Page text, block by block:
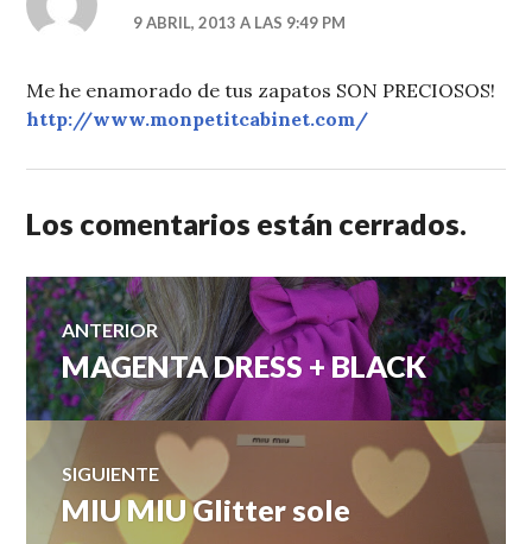
9 ABRIL, 2013 A LAS 9:49 PM
Me he enamorado de tus zapatos SON PRECIOSOS!
http://www.monpetitcabinet.com/
Los comentarios están cerrados.
Navegación
de
entradas
ANTERIOR
Entrada
anterior:
MAGENTA DRESS + BLACK
SIGUIENTE
Entrada
siguiente:
MIU MIU Glitter sole